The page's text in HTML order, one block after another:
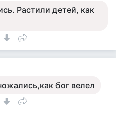
Растили детей, как
бог велел